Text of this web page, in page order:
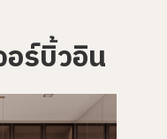
อร์บิ้วอิน